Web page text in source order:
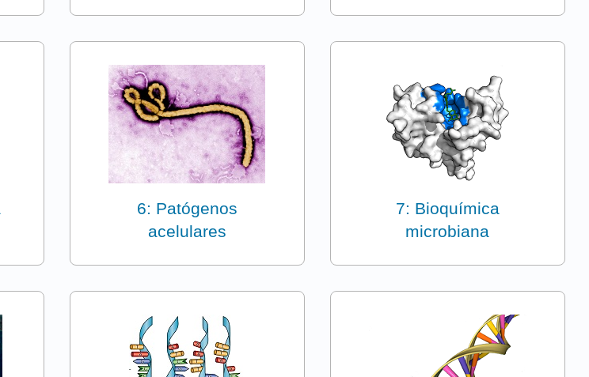
6: Patógenos
acelulares
7: Bioquímica
microbiana